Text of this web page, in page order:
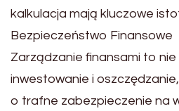
kalkulacja mają kluczowe
Bezpieczeństwo Finansowe
Zarządzanie finansami to nie
inwestowanie i
o trafne zabezpieczenie na